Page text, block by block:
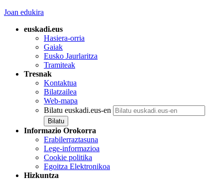
Joan edukira
euskadi.eus
Hasiera-orria
Gaiak
Eusko Jaurlaritza
Tramiteak
Tresnak
Kontaktua
Bilatzailea
Web-mapa
Bilatu euskadi.eus-en
Informazio Orokorra
Erabilerraztasuna
Lege-informazioa
Cookie politika
Egoitza Elektronikoa
Hizkuntza